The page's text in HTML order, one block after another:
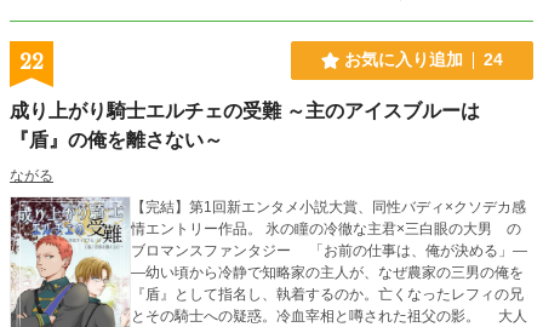
22 お気に入り追加 24
成り上がり騎士エルチェの受難 ～主のアイスブルーは
『盾』の俺を離さない～
ながる
【完結】第1回新エンタメ小説大賞、同性バディ×クソデカ感
情エントリー作品。 氷の瞳の冷徹な主君×三白眼の大男 の
ブロマンスファンタジー 「お前の仕事は、俺が決める」―
―幼い頃から冷静で知略家の主人が、なぜ農家の三男の俺を
『盾』として指名し、執着するのか。亡くなったレフィの兄
とその騎士への疑惑。冷血宰相と噂された祖父の影。 大人